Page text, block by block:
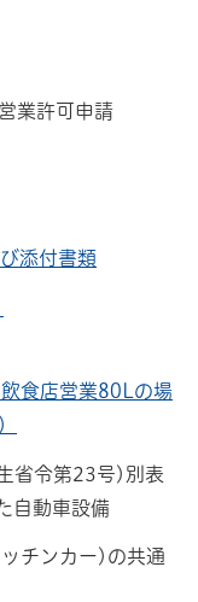
業許可申請
添付書類
食店営業80Lの場
省令第23号)別表
自動車設備
チンカー)の共通